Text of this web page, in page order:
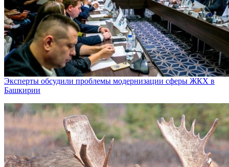
Эксперты обсудили проблемы модернизации сферы ЖКХ в
Башкирии